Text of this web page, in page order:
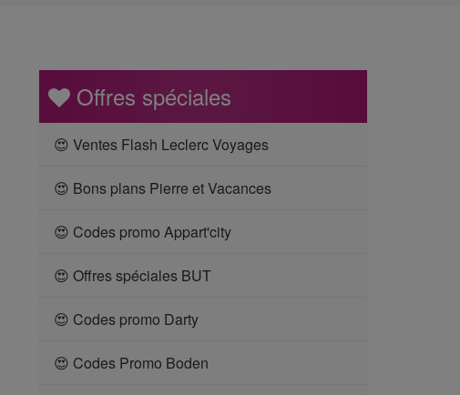
Offres spéciales
😍 Ventes Flash Leclerc Voyages
😍 Bons plans Pierre et Vacances
😍 Codes promo Appart'city
😍 Offres spéciales BUT
😍 Codes promo Darty
😍 Codes Promo Boden